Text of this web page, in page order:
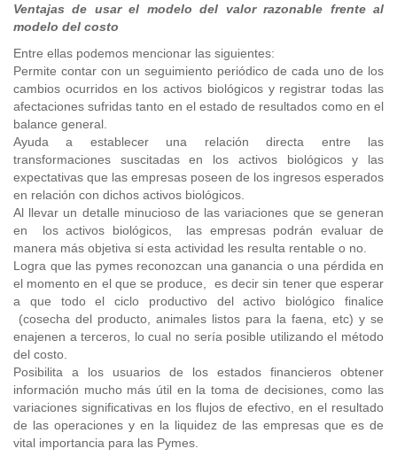
Ventajas de usar el modelo del valor razonable frente al
modelo del costo
Entre ellas podemos mencionar las siguientes:
Permite contar con un seguimiento periódico de cada uno de los
cambios ocurridos en los activos biológicos y registrar todas las
afectaciones sufridas tanto en el estado de resultados como en el
balance general.
Ayuda a establecer una relación directa entre las
transformaciones suscitadas en los activos biológicos y las
expectativas que las empresas poseen de los ingresos esperados
en relación con dichos activos biológicos.
Al llevar un detalle minucioso de las variaciones que se generan
en los activos biológicos, las empresas podrán evaluar de
manera más objetiva si esta actividad les resulta rentable o no.
Logra que las pymes reconozcan una ganancia o una pérdida en
el momento en el que se produce, es decir sin tener que esperar
a que todo el ciclo productivo del activo biológico finalice
(cosecha del producto, animales listos para la faena, etc) y se
enajenen a terceros, lo cual no sería posible utilizando el método
del costo.
Posibilita a los usuarios de los estados financieros obtener
información mucho más útil en la toma de decisiones, como las
variaciones significativas en los flujos de efectivo, en el resultado
de las operaciones y en la liquidez de las empresas que es de
vital importancia para las Pymes.